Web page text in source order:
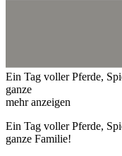
Ein Tag voller Pferde,
ganze
mehr anzeigen
Ein Tag voller Pferde,
ganze Familie!